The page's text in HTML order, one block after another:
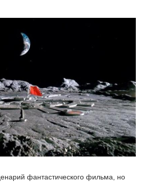
фантастического фильма, но